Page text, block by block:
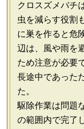
クロスズメバチ
虫を減らす役割
に巣を作ると危
辺は、風や雨を
ため注意が必要
長途中であった
た。
駆除作業は問題
の範囲内で完了